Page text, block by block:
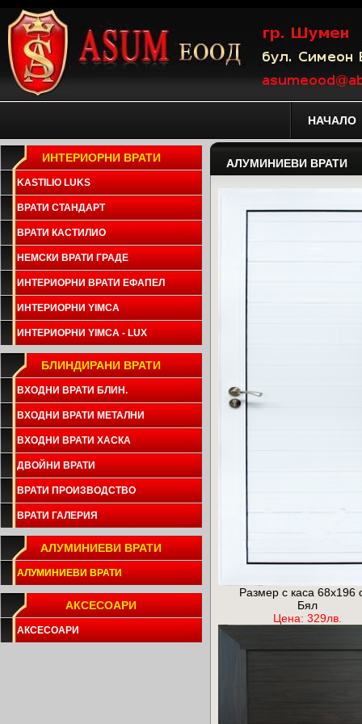
НАЧАЛО
ИНТЕРИОРНИ ВРАТИ
KASTILIO LUKS
ВРАТИ СТАНДАРТ
ВРАТИ КАСТИЛИО
НЕМСКИ ВРАТИ ГРАДЕ
ИНТЕРИОРНИ ВРАТИ ЕФАПЕЛ
ИНТЕРИОРНИ YIMCA
ИНТЕРИОРНИ YIMCA - LUX
БЛИНДИРАНИ ВРАТИ
ВХОДНИ ВРАТИ БЛИН.
ВХОДНИ ВРАТИ МЕТАЛНИ
ВХОДНИ ВРАТИ ХАСКА
ДВОЙНИ ВРАТИ
ВРАТИ ПРОИЗВОДСТВО
ВРАТИ ГАЛЕРИЯ
АЛУМИНИЕВИ ВРАТИ
АЛУМИНИЕВИ ВРАТИ
АКСЕСОАРИ
АКСЕСОАРИ
АЛУМИНИЕВИ ВРАТИ
Размер с каса 68x196
Бял
Цена: 329лв.